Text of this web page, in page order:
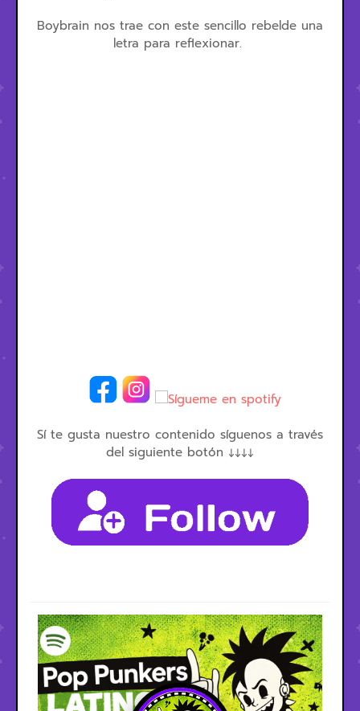
Boybrain nos trae con este sencillo rebelde una
letra para reflexionar.
Sí te gusta nuestro contenido síguenos a través
del siguiente botón ↓↓↓↓